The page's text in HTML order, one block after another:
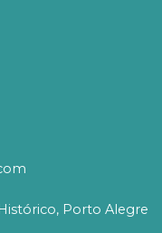
Porto Alegre